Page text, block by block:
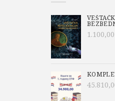
1.100,00